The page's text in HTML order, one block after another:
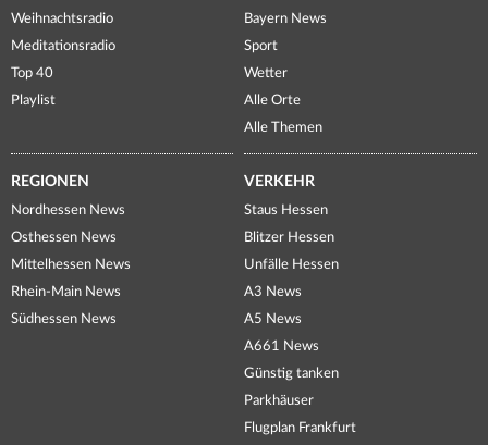
Weihnachtsradio
Meditationsradio
Top 40
Playlist
Bayern News
Sport
Wetter
Alle Orte
Alle Themen
REGIONEN
Nordhessen News
Osthessen News
Mittelhessen News
Rhein-Main News
Südhessen News
VERKEHR
Staus Hessen
Blitzer Hessen
Unfälle Hessen
A3 News
A5 News
A661 News
Günstig tanken
Parkhäuser
Flugplan Frankfurt